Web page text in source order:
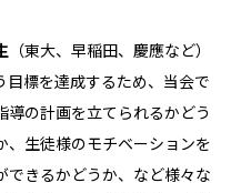
（東大、早稲田、慶應など）
標を達成するため、当会で
導の計画を立てられるかどう
生徒様のモチベーションを
できるかどうか、など様々な